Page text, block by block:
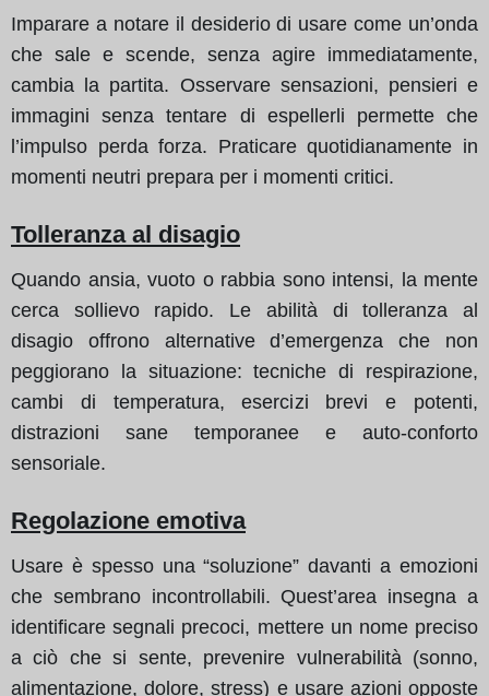
Imparare a notare il desiderio di usare come un’onda
che sale e scende, senza agire immediatamente,
cambia la partita. Osservare sensazioni, pensieri e
immagini senza tentare di espellerli permette che
l’impulso perda forza. Praticare quotidianamente in
momenti neutri prepara per i momenti critici.
Tolleranza al disagio
Quando ansia, vuoto o rabbia sono intensi, la mente
cerca sollievo rapido. Le abilità di tolleranza al
disagio offrono alternative d’emergenza che non
peggiorano la situazione: tecniche di respirazione,
cambi di temperatura, esercizi brevi e potenti,
distrazioni sane temporanee e auto-conforto
sensoriale.
Regolazione emotiva
Usare è spesso una “soluzione” davanti a emozioni
che sembrano incontrollabili. Quest’area insegna a
identificare segnali precoci, mettere un nome preciso
a ciò che si sente, prevenire vulnerabilità (sonno,
alimentazione, dolore, stress) e usare azioni opposte